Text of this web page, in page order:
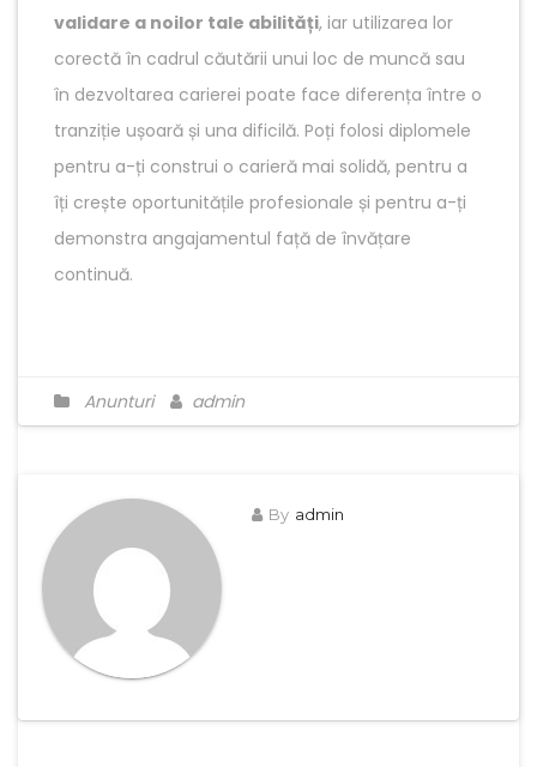
validare a noilor tale abilități, iar utilizarea lor
corectă în cadrul căutării unui loc de muncă sau
în dezvoltarea carierei poate face diferența între o
tranziție ușoară și una dificilă. Poți folosi diplomele
pentru a-ți construi o carieră mai solidă, pentru a
îți crește oportunitățile profesionale și pentru a-ți
demonstra angajamentul față de învățare
continuă.
Anunturi admin
By admin